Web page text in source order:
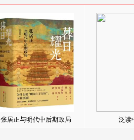
张居正与明代中后期政局 泛读